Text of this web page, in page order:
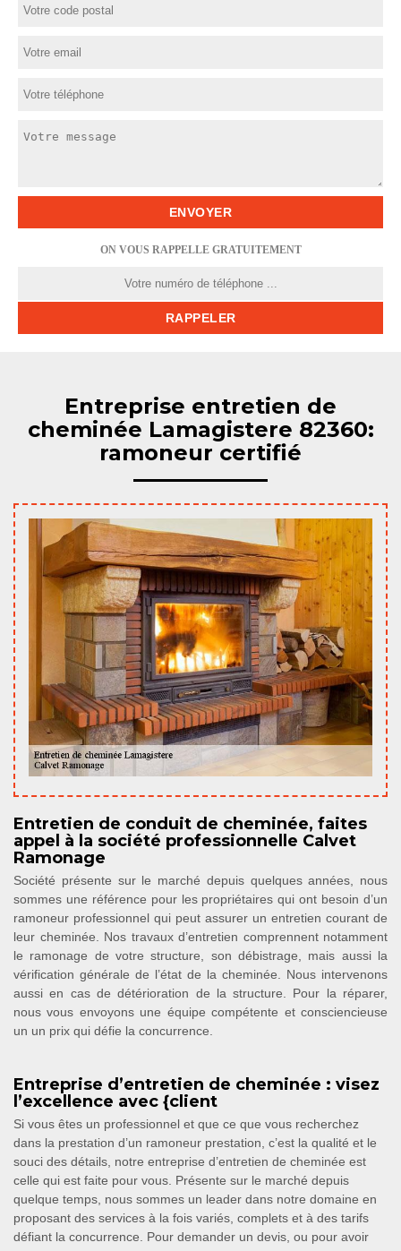
ON VOUS RAPPELLE GRATUITEMENT
Entreprise entretien de
cheminée Lamagistere 82360:
ramoneur certifié
Entretien de conduit de cheminée, faites
appel à la société professionnelle Calvet
Ramonage
Société présente sur le marché depuis quelques années, nous
sommes une référence pour les propriétaires qui ont besoin d’un
ramoneur professionnel qui peut assurer un entretien courant de
leur cheminée. Nos travaux d’entretien comprennent notamment
le ramonage de votre structure, son débistrage, mais aussi la
vérification générale de l’état de la cheminée. Nous intervenons
aussi en cas de détérioration de la structure. Pour la réparer,
nous vous envoyons une équipe compétente et consciencieuse
un un prix qui défie la concurrence.
Entreprise d’entretien de cheminée : visez
l’excellence avec {client
Si vous êtes un professionnel et que ce que vous recherchez
dans la prestation d’un ramoneur prestation, c’est la qualité et le
souci des détails, notre entreprise d’entretien de cheminée est
celle qui est faite pour vous. Présente sur le marché depuis
quelque temps, nous sommes un leader dans notre domaine en
proposant des services à la fois variés, complets et à des tarifs
défiant la concurrence. Pour demander un devis, ou pour avoir